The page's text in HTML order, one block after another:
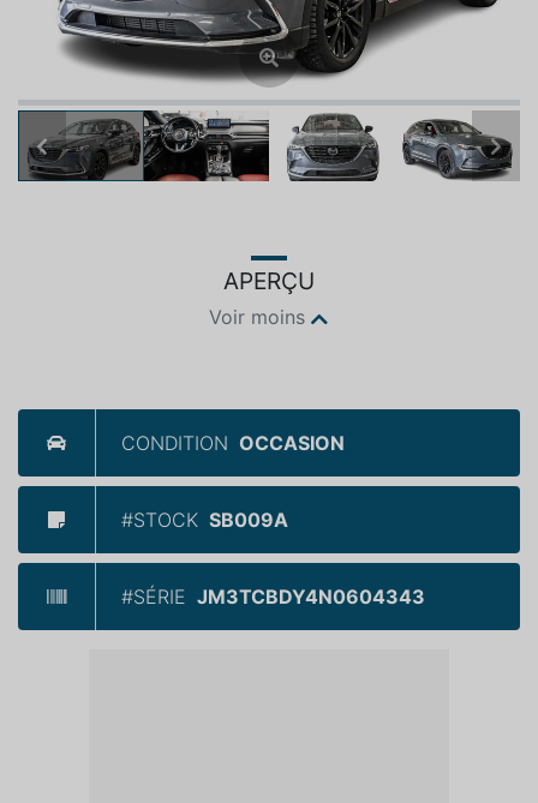
Previous Next
APERÇU
Voir moins
CONDITION OCCASION
#STOCK SB009A
#SÉRIE JM3TCBDY4N0604343